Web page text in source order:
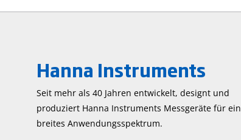
Hanna Instruments
Seit mehr als 40 Jahren entwickelt, designt und
produziert Hanna Instruments Mess­geräte für ein
breites Anwendungs­spektrum.